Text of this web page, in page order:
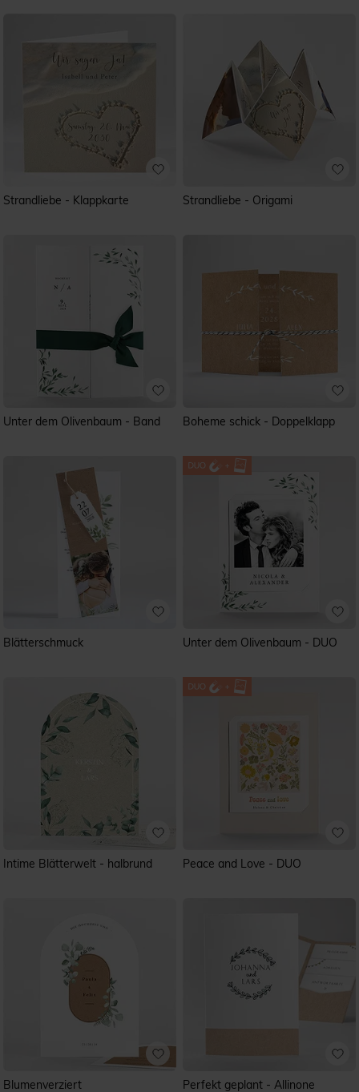
Strandliebe - Klappkarte Strandliebe - Origami
Unter dem Olivenbaum - Band Boheme schick - Doppelklapp
Blätterschmuck Unter dem Olivenbaum - DUO
Intime Blätterwelt - halbrund Peace and Love - DUO
Blumenverziert Perfekt geplant - Allinone